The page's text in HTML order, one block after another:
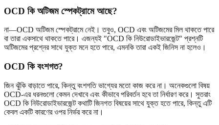
OCD কি অটিজম স্পেকট্রামে আছে?
না—OCD অটিজম স্পেকট্রামে নেই। তবুও, OCD এবং অটিজমের মিল থাকতে পারে
বা তারা একসাথে থাকতে পারে। এজন্যই "OCD কি নিউরোডাইভারজেন্ট" প্রশ্নটি
অটিজমের প্রশ্নের সাথে যুক্ত মনে হতে পারে, এমনকি তারা একই জিনিস না হলেও।
OCD কি বংশগত?
জিন ঝুঁকি বাড়াতে পারে, কিন্তু বংশগতি ভাগ্যের মতো কাজ করে না। অনেকগুলো বিষয়
OCD-এর ধরনগুলো কেমন দেখাবে এবং কীভাবে পরিবর্তন হবে তা নির্ধারণ করে। সুতরাং
OCD কি নিউরোডাইভারজেন্ট কথাটি জিনগত বিষয়ের সাথে যুক্ত হতে পারে, কিন্তু এটি
কেবল একটি কারণের ওপর নির্ভর করে না।